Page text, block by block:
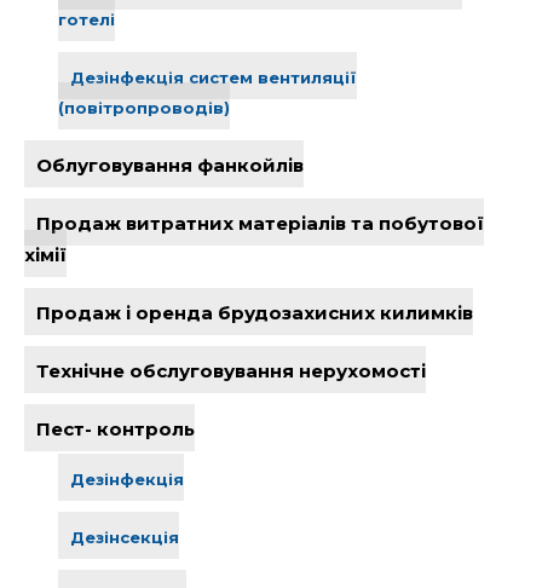
готелі
Дезінфекція систем вентиляції
(повітропроводів)
Облуговування фанкойлів
Продаж витратних матеріалів та побутової
хімії
Продаж і оренда брудозахисних килимків
Технічне обслуговування нерухомості
Пест- контроль
Дезінфекція
Дезінсекція